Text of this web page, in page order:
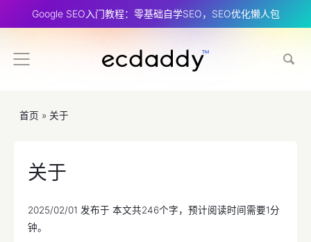
Google SEO入门教程：零基础自学SEO，SEO优化懒人包
首页 » 关于
关于
2025/02/01 发布于 本文共246个字，预计阅读时间需要1分
钟。